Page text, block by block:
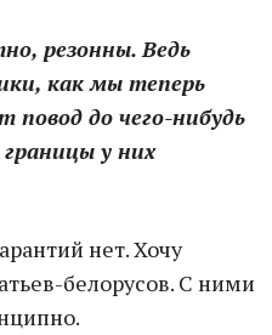
резонны. Ведь
как мы теперь
повод до чего-нибудь
у них
нет. Хочу
белорусов. С ними